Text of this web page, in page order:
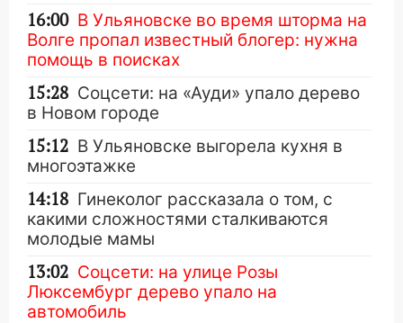
16:00 В Ульяновске во время шторма на
Волге пропал известный блогер: нужна
помощь в поисках
15:28 Соцсети: на «Ауди» упало дерево
в Новом городе
15:12 В Ульяновске выгорела кухня в
многоэтажке
14:18 Гинеколог рассказала о том, с
какими сложностями сталкиваются
молодые мамы
13:02 Соцсети: на улице Розы
Люксембург дерево упало на
автомобиль